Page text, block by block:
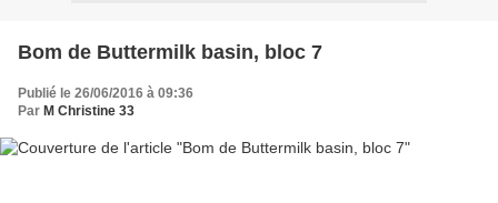
Bom de Buttermilk basin, bloc 7
Publié le 26/06/2016 à 09:36
Par M Christine 33